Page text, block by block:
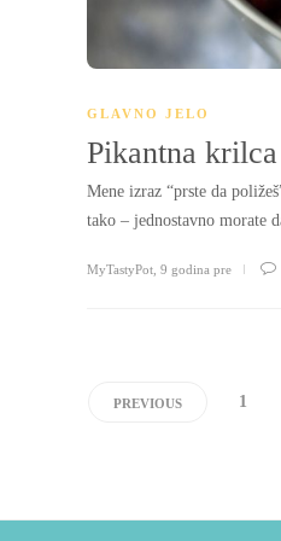
GLAVNO JELO
Pikantna
Mene izraz “prste da
tako – jednostavno morate
MyTastyPot 9 godina pre
PREVIOUS 1